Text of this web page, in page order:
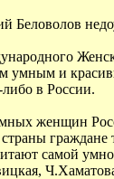
Беловолов
умным и
в России.
женщин
самой